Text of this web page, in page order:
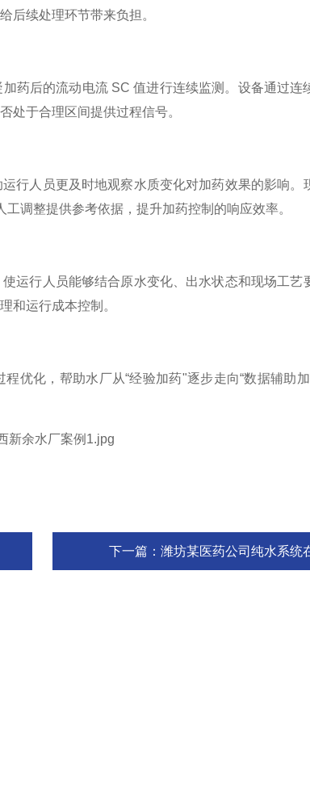
后续处理环节带来负担。
药后的流动电流 SC 值进行连续监测。设备通过连
处于合理区间提供过程信号。
行人员更及时地观察水质变化对加药效果的影响。
调整提供参考依据，提升加药控制的响应效率。
运行人员能够结合原水变化、出水状态和现场工艺
和运行成本控制。
优化，帮助水厂从“经验加药"逐步走向“数据辅助
下一篇： 潍坊某医药公司纯水系统